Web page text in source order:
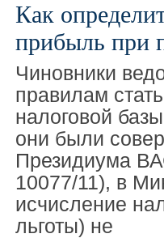
Как
прибыль при
Чиновники
правилам
налоговой
они были
Президиума
10077/11), в
исчисление
льготы) не